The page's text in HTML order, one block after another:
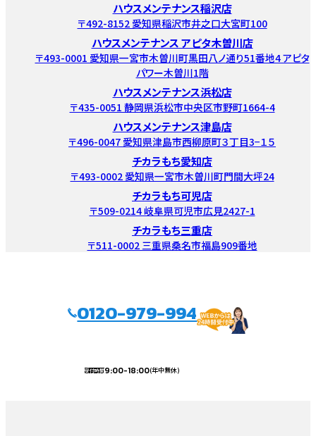
ハウスメンテナンス稲沢店
〒492-8152 愛知県稲沢市井之口大宮町100
ハウスメンテナンス アピタ木曽川店
〒493-0001 愛知県一宮市木曽川町黒田八ノ通り51番地4 アピタ
パワー木曽川1階
ハウスメンテナンス浜松店
〒435-0051 静岡県浜松市中央区市野町1664-4
ハウスメンテナンス津島店
〒496-0047 愛知県津島市西柳原町３丁目3−１５
チカラもち愛知店
〒493-0002 愛知県一宮市木曽川町門間大坪24
チカラもち可児店
〒509-0214 岐阜県可児市広見2427-1
チカラもち三重店
〒511-0002 三重県桑名市福島909番地
0120-979-994
受付時間9:00-18:00(年中無休)